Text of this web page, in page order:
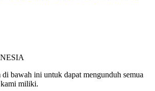
AW
Shinkolite Shade
Shinkolite Heat Cut
bawah ini untuk dapat mengunduh semua
miliki.